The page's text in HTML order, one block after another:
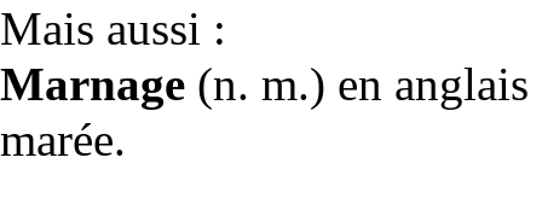
Mais aussi :
Marnage (n. m.) en anglais
marée.